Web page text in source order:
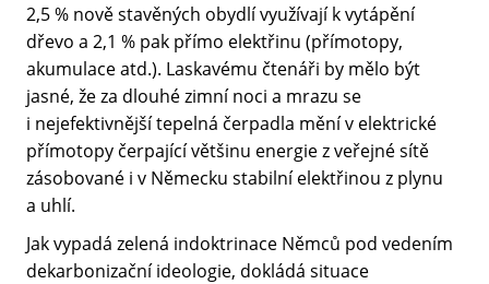
2,5 % nově stavěných obydlí využívají k vytápění
dřevo a 2,1 % pak přímo elektřinu (přímotopy,
akumulace atd.). Laskavému čtenáři by mělo být
jasné, že za dlouhé zimní noci a mrazu se
i nejefektivnější tepelná čerpadla mění v elektrické
přímotopy čerpající většinu energie z veřejné sítě
zásobované i v Německu stabilní elektřinou z plynu
a uhlí.
Jak vypadá zelená indoktrinace Němců pod vedením
dekarbonizační ideologie, dokládá situace